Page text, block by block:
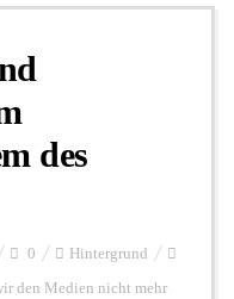
des
0 Hintergrund
den Medien nicht mehr